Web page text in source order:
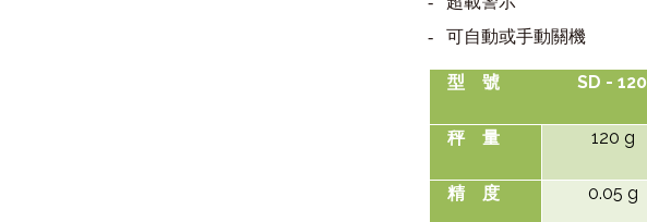
-
可自動或手動關機
型 號 SD - 120
秤 量 120 g
精 度 0.05 g